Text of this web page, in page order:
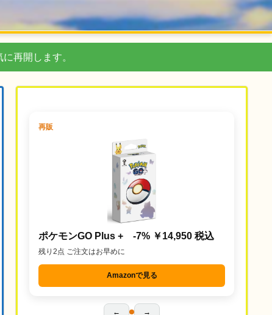
再開します。
再販
ポケモンGO Plus + -7% ￥14,950 税込
残り2点 ご注文はお早めに
Amazonで見る
← →